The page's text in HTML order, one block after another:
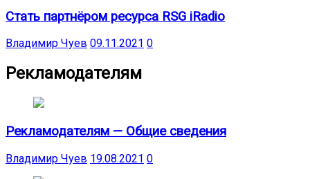
Стать партнёром ресурса RSG iRadio
Владимир Чуев 09.11.2021 0
Рекламодателям
Рекламодателям — Общие сведения
Владимир Чуев 19.08.2021 0